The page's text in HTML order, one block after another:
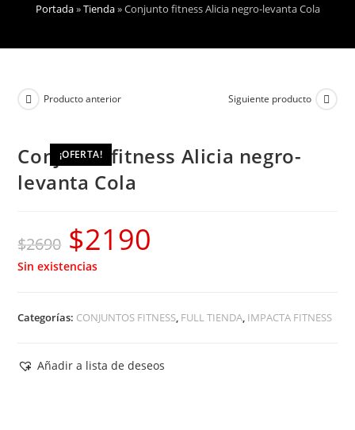
Portada»Tienda»Conjunto fitness Alicia negro-levanta Cola
¡OFERTA!
Producto anterior Siguiente producto
Conjunto fitness Alicia negro-
levanta Cola
$2690 El
precio
$2190
Sin existencias
Categorías: CONJUNTOS FITNESS, FULL TIENDA, IMPACTA FITNESS
Añadir a lista de deseos